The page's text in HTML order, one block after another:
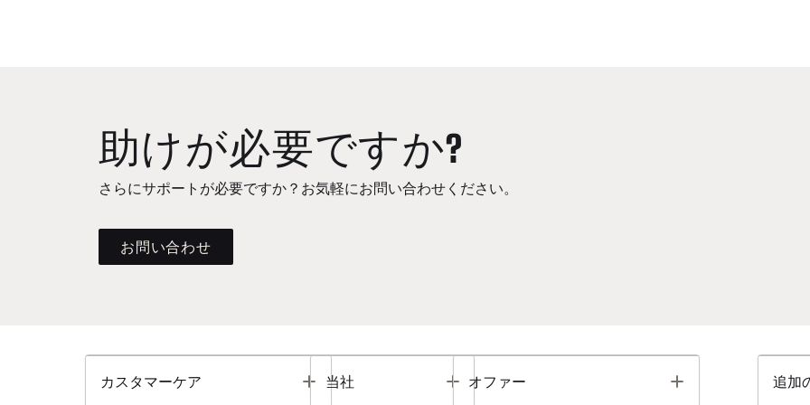
助けが必要ですか?
さらにサポートが必要ですか？お気軽にお問い合わせください。
お問い合わせ
カスタマーケア Toggle
当社 Toggle
オファー Toggle 追加